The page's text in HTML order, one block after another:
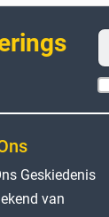
Geskiedenis
van